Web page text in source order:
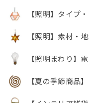
【照明】タイプ
【照明】素材・
【照明まわり】
【夏の季節商品】